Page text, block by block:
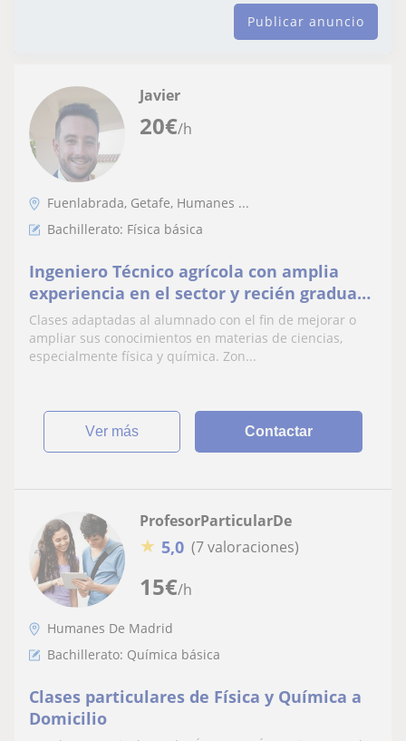
Publicar anuncio
20€/h
Javier
Fuenlabrada, Getafe, Humanes ...
Bachillerato: Física básica
Ingeniero Técnico agrícola con amplia
experiencia en el sector y recién graduado
en el máster de formación de profesorado
para secundaria, bachillerato y FP.
Clases adaptadas al alumnado con el fin de mejorar o
ampliar sus conocimientos en materias de ciencias,
especialmente física y química. Zon...
ver más Contactar
15€/h
ProfesorParticularDe
★ 5,0 (7 valoraciones)
Humanes De Madrid
Bachillerato: Química básica
Clases particulares de Física y Química a
Domicilio